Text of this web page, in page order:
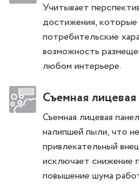
Учитывает
достижения,
потребительские
возможность
любом интерьере.
Съемная
Съемная лицевая
налипшей пыли, что
привлекательный
исключает снижение
повышение шума